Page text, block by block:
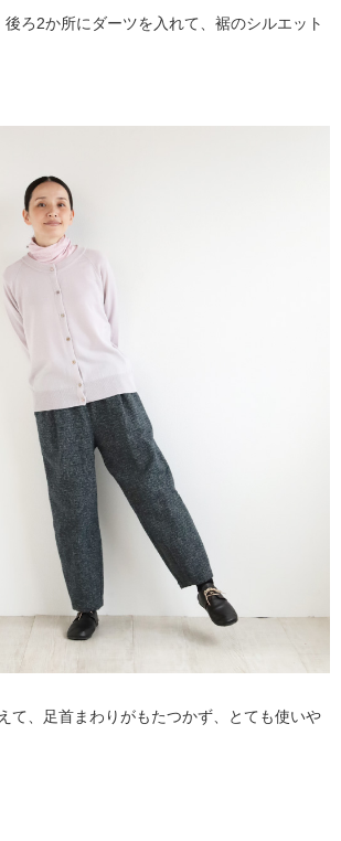
ろ2か所にダーツを入れて、裾のシルエット
て、足首まわりがもたつかず、とても使いや